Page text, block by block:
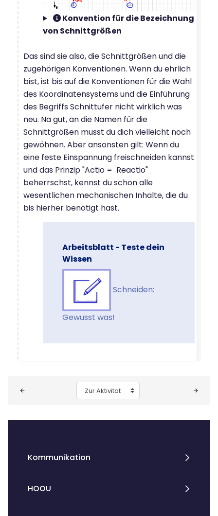
Konvention für die Bezeichnung
von Schnittgrößen
Das sind sie also, die Schnittgrößen und die
zugehörigen Konventionen. Wenn du ehrlich
bist, ist bis auf die Konventionen für die Wahl
des Koordinatensystems und die Einführung
des Begriffs Schnittufer nicht wirklich was
neu. Na gut, an die Namen für die
Schnittgrößen musst du dich vielleicht noch
gewöhnen. Aber ansonsten gilt: Wenn du
eine feste Einspannung freischneiden kannst
und das Prinzip "Actio = Reactio"
beherrschst, kennst du schon alle
wesentlichen mechanischen Inhalte, die du
bis hierher benötigt hast.
Arbeitsblatt - Teste dein
Wissen
Schneiden:
Gewusst was!
Zur Aktivität
Kommunikation
HOOU